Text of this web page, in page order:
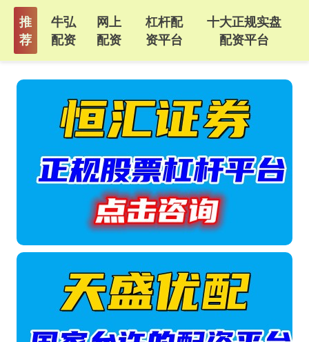
推
荐
牛弘
配资
网上
配资
杠杆配
资平台
十大正规实盘
配资平台